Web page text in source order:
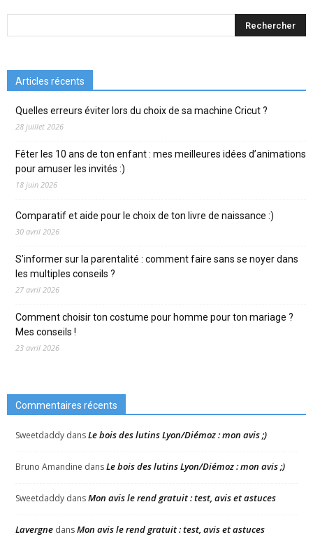
Articles récents
Quelles erreurs éviter lors du choix de sa machine Cricut ?
28 juillet 2026
Fêter les 10 ans de ton enfant : mes meilleures idées d’animations
pour amuser les invités :)
18 juin 2026
Comparatif et aide pour le choix de ton livre de naissance :)
30 avril 2026
S’informer sur la parentalité : comment faire sans se noyer dans
les multiples conseils ?
27 avril 2026
Comment choisir ton costume pour homme pour ton mariage ?
Mes conseils !
23 avril 2026
Commentaires récents
Sweetdaddy dansLe bois des lutins Lyon/Diémoz : mon avis ;)
Bruno Amandine dansLe bois des lutins Lyon/Diémoz : mon avis ;)
Sweetdaddy dansMon avis le rend gratuit : test, avis et astuces
Lavergne dansMon avis le rend gratuit : test, avis et astuces